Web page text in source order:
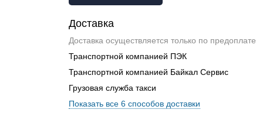
Доставка
Доставка осуществляется только по предоплате
Транспортной компанией ПЭК
Транспортной компанией Байкал Сервис
Грузовая служба такси
Показать все 6 способов доставки